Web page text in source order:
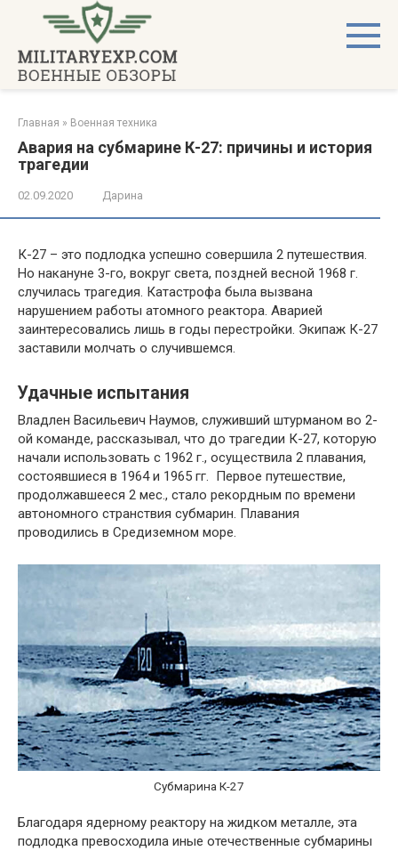
контенту
Главная » Военная техника
Авария на субмарине К-27: причины и история
трагедии
02.09.2020 Дарина
К-27 – это подлодка успешно совершила 2 путешествия.
Но накануне 3-го, вокруг света, поздней весной 1968 г.
случилась трагедия. Катастрофа была вызвана
нарушением работы атомного реактора. Аварией
заинтересовались лишь в годы перестройки. Экипаж К-27
заставили молчать о случившемся.
Удачные испытания
Владлен Васильевич Наумов, служивший штурманом во 2-
ой команде, рассказывал, что до трагедии К-27, которую
начали использовать с 1962 г., осуществила 2 плавания,
состоявшиеся в 1964 и 1965 гг. Первое путешествие,
продолжавшееся 2 мес., стало рекордным по времени
автономного странствия субмарин. Плавания
проводились в Средиземном море.
Субмарина К-27
Благодаря ядерному реактору на жидком металле, эта
подлодка превосходила иные отечественные субмарины